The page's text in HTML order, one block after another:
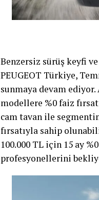
Benzersiz sürüş keyfi
PEUGEOT Türkiye,
sunmaya devam
modellere %0 faiz
cam tavan ile
fırsatıyla sahip
100.000 TL için 15 ay
profesyonellerini